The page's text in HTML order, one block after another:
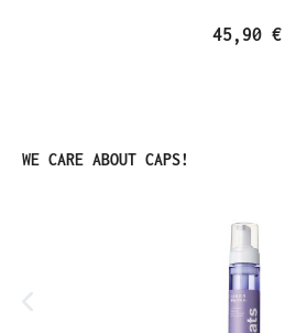
45,90 €
Produktgalerie überspringen
WE CARE ABOUT CAPS!